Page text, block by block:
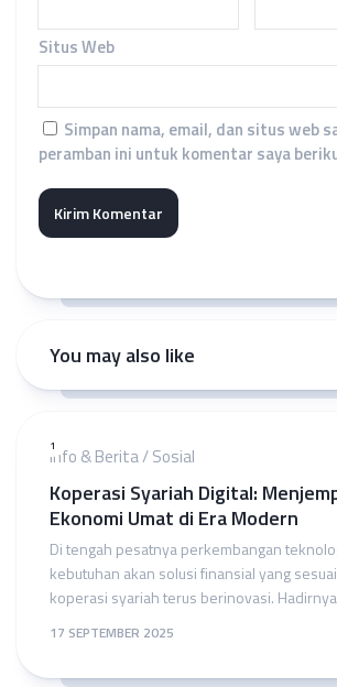
Situs Web
Simpan nama, email, dan situs web
peramban ini untuk komentar saya
You may also like
1Info & Berita/Sosial
Koperasi Syariah Digital:
Ekonomi Umat di Era Modern
Di tengah pesatnya perkembangan
kebutuhan akan solusi finansial yang
koperasi syariah terus berinovasi.
17 SEPTEMBER 2025